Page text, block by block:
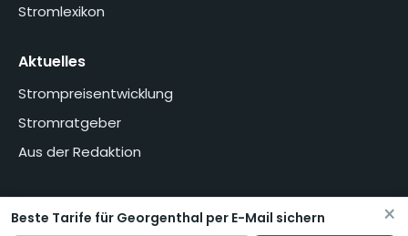
Stromlexikon
Aktuelles
Strompreisentwicklung
Stromratgeber
Aus der Redaktion
HomeÜber unsMethodikPresseDatenschutzerklärung
×
Beste Tarife für Georgenthal per E-Mail sichern